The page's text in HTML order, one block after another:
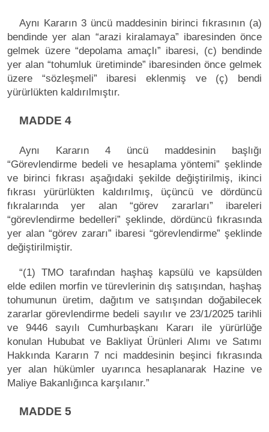
Aynı Kararın 3 üncü maddesinin birinci fıkrasının (a)
bendinde yer alan “arazi kiralamaya” ibaresinden önce
gelmek üzere “depolama amaçlı” ibaresi, (c) bendinde
yer alan “tohumluk üretiminde” ibaresinden önce gelmek
üzere “sözleşmeli” ibaresi eklenmiş ve (ç) bendi
yürürlükten kaldırılmıştır.
MADDE 4
Aynı Kararın 4 üncü maddesinin başlığı
“Görevlendirme bedeli ve hesaplama yöntemi” şeklinde
ve birinci fıkrası aşağıdaki şekilde değiştirilmiş, ikinci
fıkrası yürürlükten kaldırılmış, üçüncü ve dördüncü
fıkralarında yer alan “görev zararları” ibareleri
“görevlendirme bedelleri” şeklinde, dördüncü fıkrasında
yer alan “görev zararı” ibaresi “görevlendirme” şeklinde
değiştirilmiştir.
“(1) TMO tarafından haşhaş kapsülü ve kapsülden
elde edilen morfin ve türevlerinin dış satışından, haşhaş
tohumunun üretim, dağıtım ve satışından doğabilecek
zararlar görevlendirme bedeli sayılır ve 23/1/2025 tarihli
ve 9446 sayılı Cumhurbaşkanı Kararı ile yürürlüğe
konulan Hububat ve Bakliyat Ürünleri Alımı ve Satımı
Hakkında Kararın 7 nci maddesinin beşinci fıkrasında
yer alan hükümler uyarınca hesaplanarak Hazine ve
Maliye Bakanlığınca karşılanır.”
MADDE 5